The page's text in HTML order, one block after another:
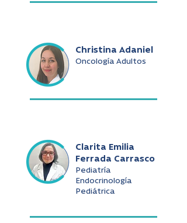
Christina Adaniel
Oncología Adultos
Clarita Emilia
Ferrada Carrasco
Pediatría
Endocrinología
Pediátrica